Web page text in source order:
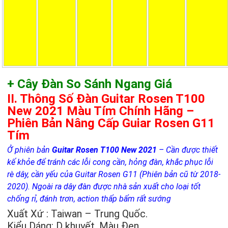
+ Cây Đàn So Sánh Ngang Giá
II. Thông Số Đàn Guitar Rosen T100
New 2021 Màu Tím Chính Hãng –
Phiên Bản Nâng Cấp Guiar Rosen G11
Tím
Ở phiên bảnGuitar Rosen T100 New 2021 – Cần được thiết
kế khỏe để tránh các lỗi cong cần, hỏng đàn, khắc phục lỗi
rè dây, cần yếu của Guitar Rosen G11 (Phiên bản cũ từ 2018-
2020). Ngoài ra dây đàn được nhà sản xuất cho loại tốt
chống rỉ, đánh trơn, action thấp bấm rất sướng
Xuất Xứ : Taiwan – Trung Quốc.